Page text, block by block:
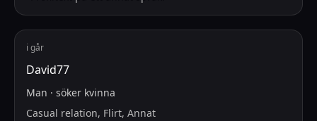
i går
David77
Man · söker kvinna
Casual relation, Flirt, Annat